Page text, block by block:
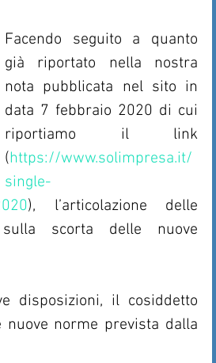
Facendo seguito a quanto
già riportato nella nostra
nota pubblicata nel sito in
data 7 febbraio 2020 di cui
riportiamo il link
(https://www.solimpresa.it/
single-
), l’articolazione delle
scorta delle nuove
disposizioni, il cosiddetto
nuove norme prevista dalla